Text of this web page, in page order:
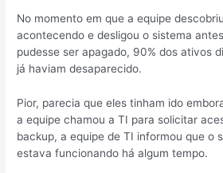
No momento em que a equipe
acontecendo e desligou o sistema
pudesse ser apagado, 90% dos ativos
já haviam desaparecido.
Pior, parecia que eles tinham ido
a equipe chamou a TI para solicitar
backup, a equipe de TI informou que o
estava funcionando há algum tempo.